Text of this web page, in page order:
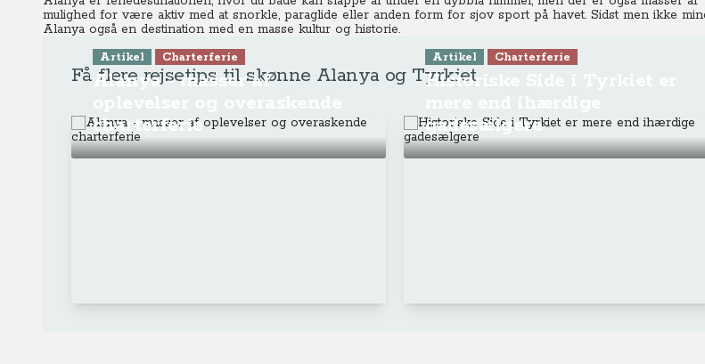
mulighed for være aktiv med at snorkle, paraglide eller anden form for sjov sport på havet. Sidst men ikke
Alanya også en destination med en masse kultur og historie.
Få flere rejsetips til skønne Alanya og Tyrkiet
Artikel Charterferie
Alanya - masser af
charterferie
Artikel Charterferie
Historiske Side i Tyrkiet er
gadesælgere